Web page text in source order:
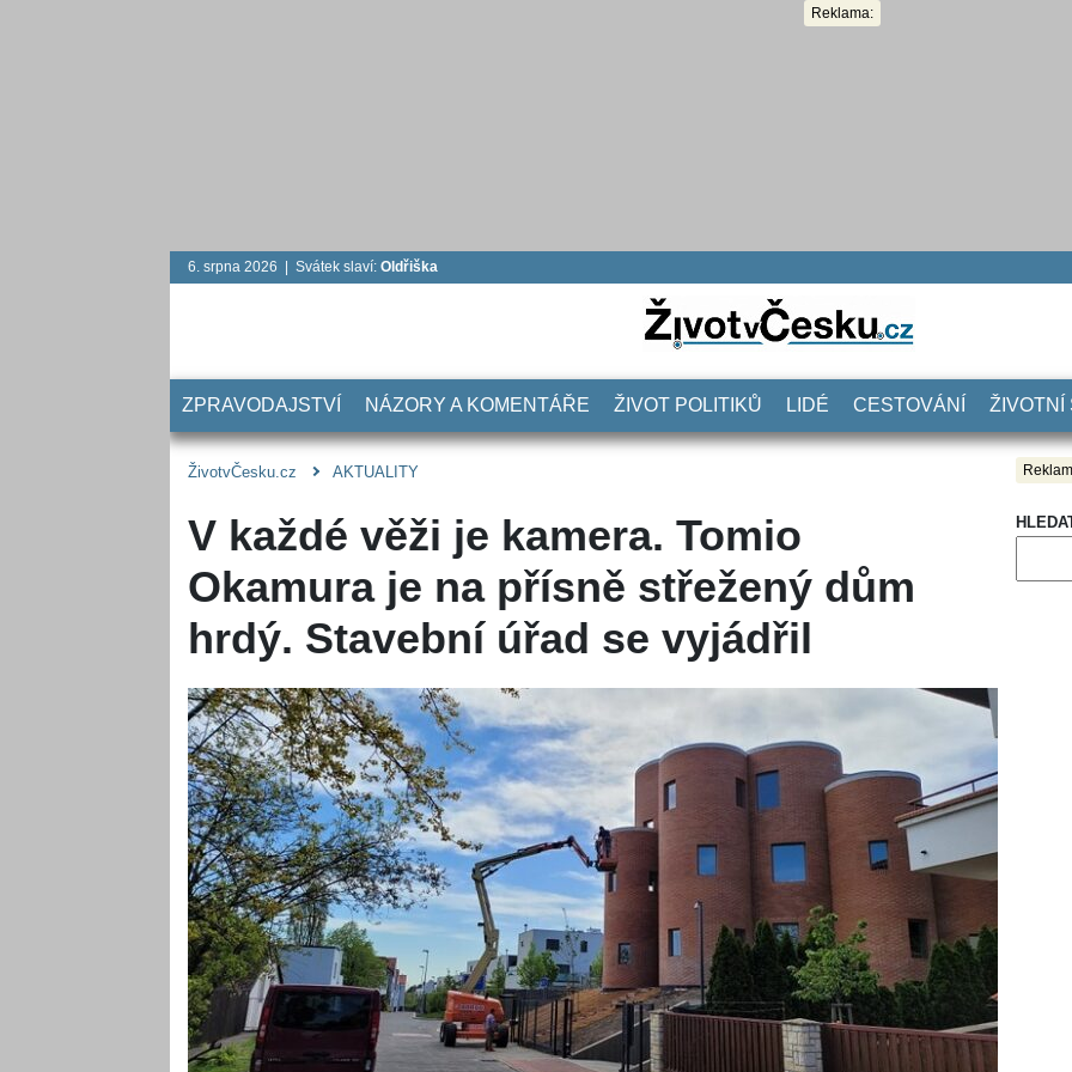
Reklama:
6. srpna 2026 | Svátek slaví: Oldřiška
ZPRAVODAJSTVÍ NÁZORY A KOMENTÁŘE ŽIVOT POLITIKŮ LIDÉ CESTOVÁNÍ ŽIVOTNÍ
ŽivotvČesku.cz AKTUALITY
V každé věži je kamera. Tomio
Okamura je na přísně střežený dům
hrdý. Stavební úřad se vyjádřil